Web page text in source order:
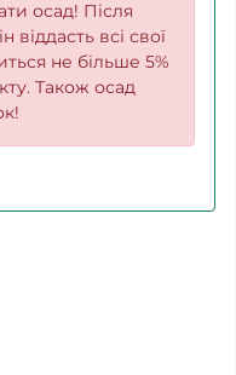
осад! Після
віддасть всі свої
не більше 5%
Також осад